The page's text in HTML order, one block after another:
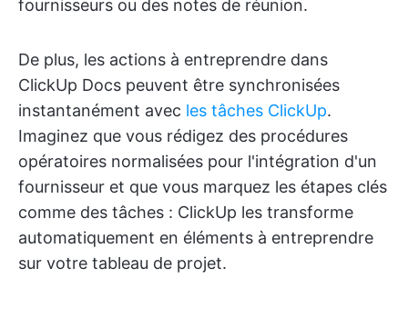
fournisseurs ou des notes de réunion.
De plus, les actions à entreprendre dans
ClickUp Docs peuvent être synchronisées
instantanément avec les tâches ClickUp.
Imaginez que vous rédigez des procédures
opératoires normalisées pour l'intégration d'un
fournisseur et que vous marquez les étapes clés
comme des tâches : ClickUp les transforme
automatiquement en éléments à entreprendre
sur votre tableau de projet.